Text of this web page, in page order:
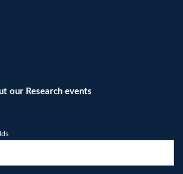
our Research events